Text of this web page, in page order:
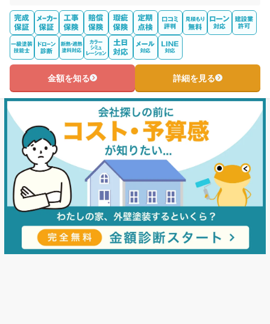
金額を知る 詳細を見る